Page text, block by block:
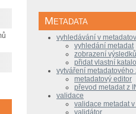
Metadata
vyhledávání v
vyhledání metadat
zobrazení
přidat vlastní
vytváření metadatového
metadatový editor
převod metadat z
validace
validace metadat
validátor